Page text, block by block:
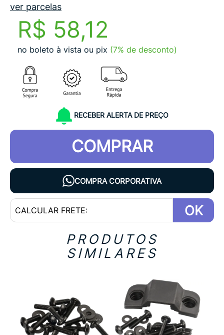
ver parcelas
R$ 58,12
no boleto à vista ou pix (7% de desconto)
RECEBER ALERTA DE PREÇO
COMPRAR
COMPRA CORPORATIVA
OK
PRODUTOS
SIMILARES